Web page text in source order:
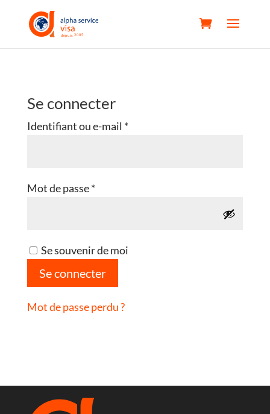
Se connecter
Identifiant ou e-mail *Obligatoire
Mot de passe*Obligatoire
Se souvenir de moi
Se connecter
Mot de passe perdu ?